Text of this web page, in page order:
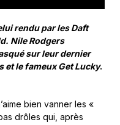
rendu par les Daft
Nile Rodgers
sur leur dernier
et le fameux Get Lucky.
bien vanner les «
drôles qui, après